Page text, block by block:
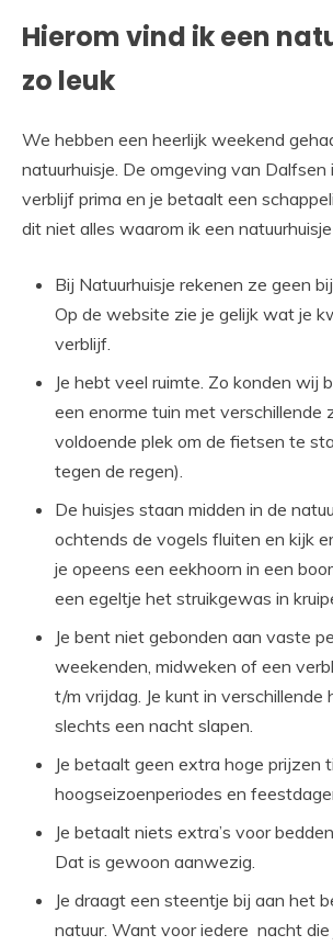
Hierom vind ik een
zo leuk
We hebben een heerlijk weekend
natuurhuisje. De omgeving van Dalfsen
verblijf prima en je betaalt een
dit niet alles waarom ik een natuurhuisje
Bij Natuurhuisje rekenen ze geen
Op de website zie je gelijk wat je
verblijf.
Je hebt veel ruimte. Zo konden wij
een enorme tuin met verschillende
voldoende plek om de fietsen te
tegen de regen).
De huisjes staan midden in de
ochtends de vogels fluiten en kijk
je opeens een eekhoorn in een
een egeltje het struikgewas in
Je bent niet gebonden aan vaste
weekenden, midweken of een
t/m vrijdag. Je kunt in verschillende
slechts een nacht slapen.
Je betaalt geen extra hoge prijzen
hoogseizoenperiodes en
Je betaalt niets extra’s voor
Dat is gewoon aanwezig.
Je draagt een steentje bij aan het
natuur. Want voor iedere nacht